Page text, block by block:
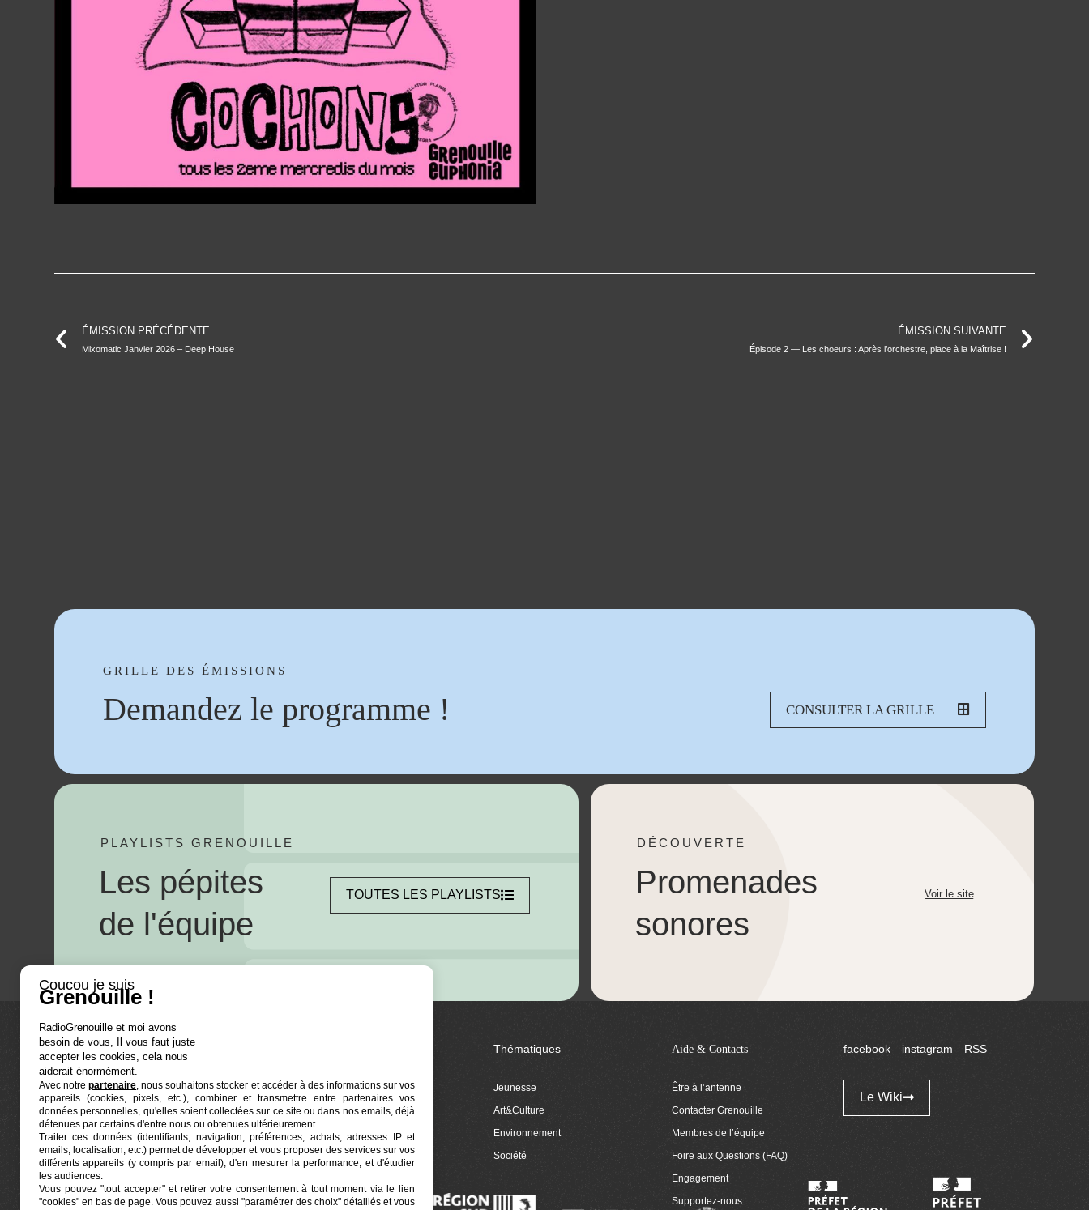
ÉMISSION PRÉCÉDENTE
Mixomatic Janvier 2026 – Deep House
ÉMISSION SUIVANTE
Épisode 2 — Les choeurs : Après l’orchestre, place à la Maîtrise !
GRILLE DES ÉMISSIONS
Demandez le programme ! CONSULTER LA GRILLE
PLAYLISTS GRENOUILLE
Les pépites
de l'équipe
TOUTES LES PLAYLISTS
DÉCOUVERTE
Promenades
sonores
Voir le site
Euphonia est le partenaire producteur de Radio
Grenouille, radio associative marseillaise.
Locaux situés à la Friche Belle de Mai
41, rue Jobin — 13003 Marseille
Ré-écouter
Actualités
Programmation
Grenouille Euphonia
Thématiques
Jeunesse
Art&Culture
Environnement
Société
Aide & Contacts
Être à l’antenne
Contacter Grenouille
Membres de l’équipe
Foire aux Questions (FAQ)
Engagement
Supportez-nous
facebook instagram RSS
Le Wiki
Coucou je suis
Grenouille !
RadioGrenouille et moi avons
besoin de vous, Il vous faut juste
accepter les cookies, cela nous
aiderait énormément.
Avec notrepartenaire, nous souhaitons stocker et accéder à des informations sur vos
appareils (cookies, pixels, etc.), combiner et transmettre entre partenaires vos
données personnelles, qu'elles soient collectées sur ce site ou dans nos emails, déjà
détenues par certains d'entre nous ou obtenues ultérieurement.
Traiter ces données (identifiants, navigation, préférences, achats, adresses IP et
emails, localisation, etc.) permet de développer et vous proposer des services sur vos
différents appareils (y compris par email), d'en mesurer la performance, et d'étudier
les audiences.
Vous pouvez "tout accepter" et retirer votre consentement à tout moment via le lien
"cookies" en bas de page. Vous pouvez aussi "paramétrer des choix" détaillés et vous